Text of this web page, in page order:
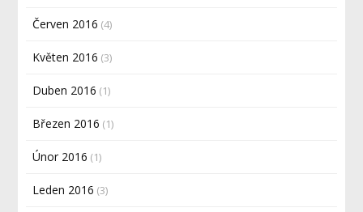
Červen 2016 (4)
Květen 2016 (3)
Duben 2016 (1)
Březen 2016 (1)
Únor 2016 (1)
Leden 2016 (3)